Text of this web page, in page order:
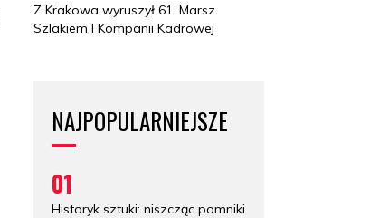
Z Krakowa wyruszył 61. Marsz
Szlakiem I Kompanii Kadrowej
NAJPOPULARNIEJSZE
01
Historyk sztuki: niszcząc pomniki